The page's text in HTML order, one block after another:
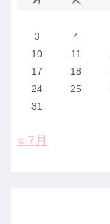
3
4
10
11
17
18
24
25
31
« 7月